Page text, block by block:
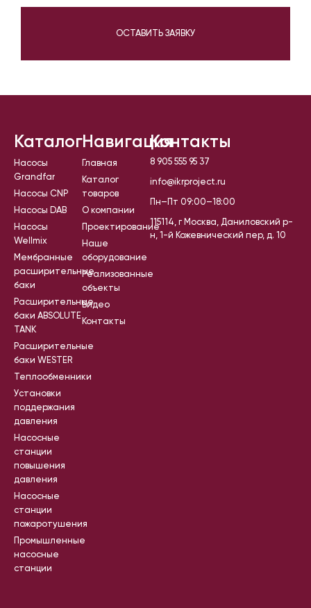
ОСТАВИТЬ ЗАЯВКУ
Каталог
Насосы
Grandfar
Насосы CNP
Насосы DAB
Насосы
Wellmix
Мембранные
расширительные
баки
Расширительные
баки ABSOLUTE
TANK
Расширительные
баки WESTER
Теплообменники
Установки
поддержания
давления
Насосные
станции
повышения
давления
Насосные
станции
пожаротушения
Промышленные
насосные
станции
Навигация
Главная
Каталог
товаров
О компании
Проектирование
Наше
оборудование
Реализованные
объекты
Видео
Контакты
Контакты
8 905 555 95 37
info@ikrproject.ru
Пн–Пт 09:00–18:00
115114, г Москва, Даниловский р-
н, 1-й Кожевнический пер, д. 10